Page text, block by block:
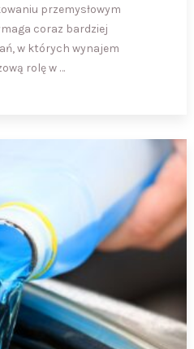
przemysłowym
coraz bardziej
w których wynajem
rolę w …